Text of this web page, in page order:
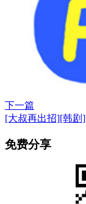
下一篇
[大叔再出招][韩剧]
免费分享